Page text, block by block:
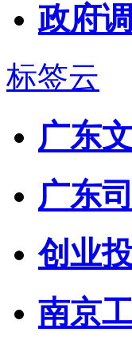
政府
标签云
广东
广东
创业
南京